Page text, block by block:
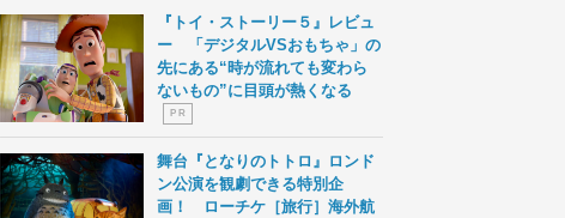
『トイ・ストーリー５』レビュ
ー 「デジタルVSおもちゃ」の
先にある“時が流れても変わら
ないもの”に目頭が熱くなる
P R
舞台『となりのトトロ』ロンド
ン公演を観劇できる特別企
画！ ローチケ［旅行］海外航